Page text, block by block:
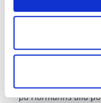
Långtidstester
beprövade
detta och utmärkta
på Hörmanns alla